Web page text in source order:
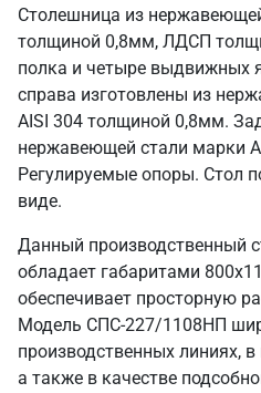
Столешница из
толщиной 0,8мм, ЛДСП
полка и четыре выдвижных
справа изготовлены из
AISI 304 толщиной 0,8мм.
нержавеющей стали марки
Регулируемые опоры. Стол
виде.
Данный производственный
обладает габаритами
обеспечивает просторную
Модель СПС-227/1108НП
производственных линиях,
а также в качестве